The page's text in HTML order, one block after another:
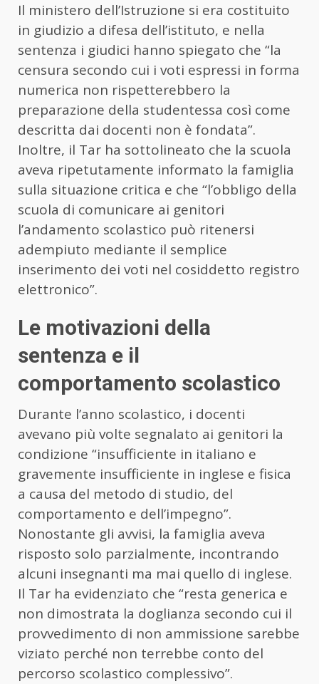
Il ministero dell’Istruzione si era costituito
in giudizio a difesa dell’istituto, e nella
sentenza i giudici hanno spiegato che “la
censura secondo cui i voti espressi in forma
numerica non rispetterebbero la
preparazione della studentessa così come
descritta dai docenti non è fondata”.
Inoltre, il Tar ha sottolineato che la scuola
aveva ripetutamente informato la famiglia
sulla situazione critica e che “l’obbligo della
scuola di comunicare ai genitori
l’andamento scolastico può ritenersi
adempiuto mediante il semplice
inserimento dei voti nel cosiddetto registro
elettronico”.
Le motivazioni della
sentenza e il
comportamento scolastico
Durante l’anno scolastico, i docenti
avevano più volte segnalato ai genitori la
condizione “insufficiente in italiano e
gravemente insufficiente in inglese e fisica
a causa del metodo di studio, del
comportamento e dell’impegno”.
Nonostante gli avvisi, la famiglia aveva
risposto solo parzialmente, incontrando
alcuni insegnanti ma mai quello di inglese.
Il Tar ha evidenziato che “resta generica e
non dimostrata la doglianza secondo cui il
provvedimento di non ammissione sarebbe
viziato perché non terrebbe conto del
percorso scolastico complessivo”.